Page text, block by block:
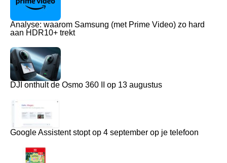
Analyse: waarom Samsung (met Prime Video) zo hard
aan HDR10+ trekt
DJI onthult de Osmo 360 II op 13 augustus
Google Assistent stopt op 4 september op je telefoon